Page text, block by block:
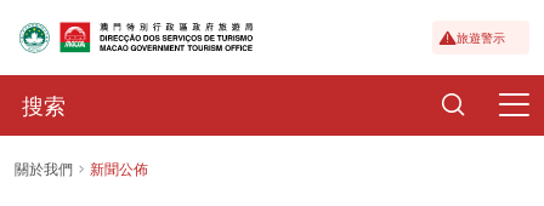
旅遊警示
關於我們 新聞公佈